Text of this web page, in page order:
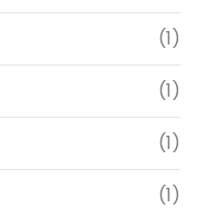
(1)
(1)
(1)
(1)